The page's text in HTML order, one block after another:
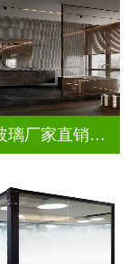
无反射玻璃厂家直销批发